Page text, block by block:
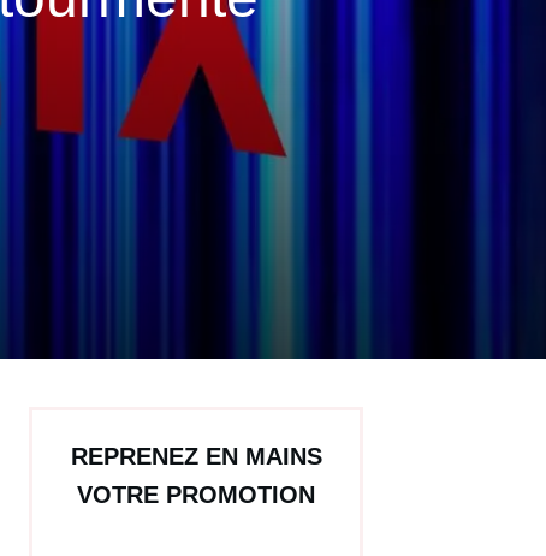
REPRENEZ EN MAINS
VOTRE PROMOTION